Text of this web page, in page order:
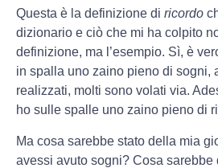
Questa è la definizione di ricordo
dizionario e ciò che mi ha colpito
definizione, ma l’esempio. Sì, è
in spalla uno zaino pieno di sogni,
realizzati, molti sono volati via.
ho sulle spalle uno zaino pieno di
Ma cosa sarebbe stato della mia
avessi avuto sogni? Cosa